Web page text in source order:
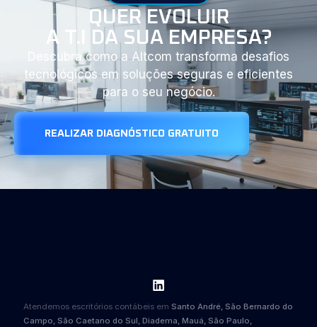
QUER EVOLUIR
A T.I DA SUA EMPRESA?
Descubra como a Altcom transforma desafios
tecnológicos em soluções seguras e eficientes
para o seu negócio.
REALIZAR DIAGNÓSTICO GRATUITO
Atendemos escritórios contábeis em Santo André, São Bernardo do
Campo, São Caetano do Sul, Diadema, Mauá, São Paulo,